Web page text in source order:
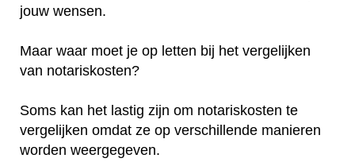
jouw wensen.
Maar waar moet je op letten bij het vergelijken
van notariskosten?
Soms kan het lastig zijn om notariskosten te
vergelijken omdat ze op verschillende manieren
worden weergegeven.